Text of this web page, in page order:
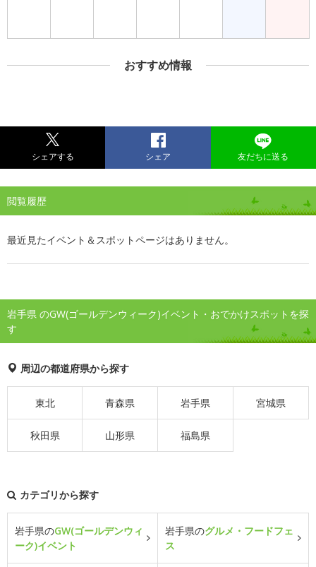
おすすめ情報
シェアする シェア 友だちに送る
閲覧履歴
最近見たイベント＆スポットページはありません。
岩手県 のGW(ゴールデンウィーク)イベント・おでかけスポットを探
す
周辺の都道府県から探す
東北 青森県 岩手県 宮城県
秋田県 山形県 福島県
カテゴリから探す
岩手県のGW(ゴールデンウィ
ーク)イベント
岩手県のグルメ・フードフェ
ス